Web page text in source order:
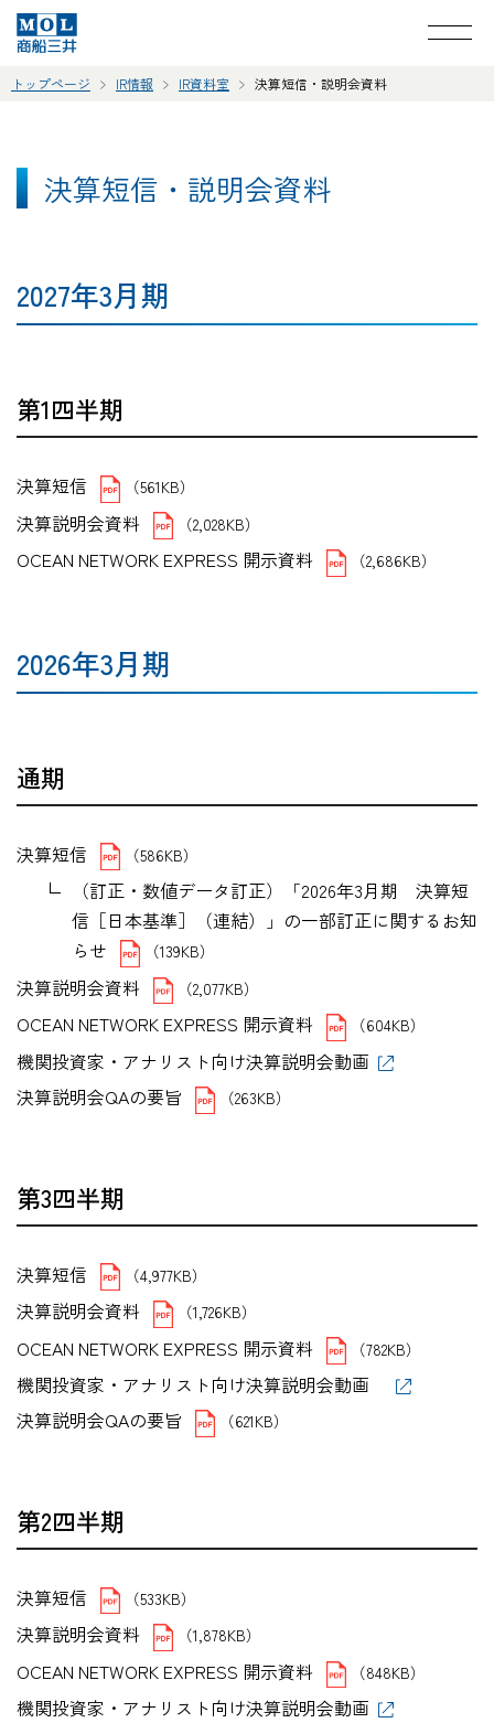
トップページ IR情報 IR資料室 決算短信・説明会資料
決算短信・説明会資料
2027年3月期
第1四半期
決算短信 （561KB）
決算説明会資料 （2,028KB）
OCEAN NETWORK EXPRESS 開示資料 （2,686KB）
2026年3月期
通期
決算短信 （586KB）
（訂正・数値データ訂正）「2026年3月期 決算短
信［日本基準］（連結）」の一部訂正に関するお知
らせ
（139KB）
決算説明会資料 （2,077KB）
OCEAN NETWORK EXPRESS 開示資料 （604KB）
機関投資家・アナリスト向け決算説明会動画
決算説明会QAの要旨
（263KB）
第3四半期
決算短信 （4,977KB）
決算説明会資料 （1,726KB）
OCEAN NETWORK EXPRESS 開示資料 （782KB）
機関投資家・アナリスト向け決算説明会動画
決算説明会QAの要旨
（621KB）
第2四半期
決算短信 （533KB）
決算説明会資料 （1,878KB）
OCEAN NETWORK EXPRESS 開示資料 （848KB）
機関投資家・アナリスト向け決算説明会動画